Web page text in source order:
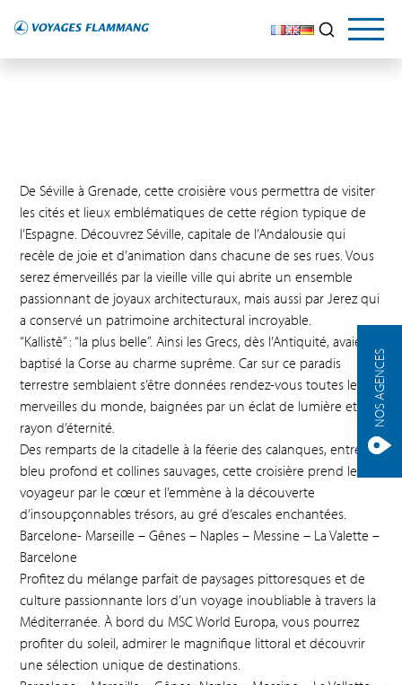
NOS AGENCES
De Séville à Grenade, cette croisière vous permettra de visiter
les cités et lieux emblématiques de cette région typique de
l’Espagne. Découvrez Séville, capitale de l’Andalousie qui
recèle de joie et d’animation dans chacune de ses rues. Vous
serez émerveillés par la vieille ville qui abrite un ensemble
passionnant de joyaux architecturaux, mais aussi par Jerez qui
a conservé un patrimoine architectural incroyable.
“Kallistê” : “la plus belle”. Ainsi les Grecs, dès l’Antiquité, avaient
baptisé la Corse au charme suprême. Car sur ce paradis
terrestre semblaient s’être données rendez-vous toutes les
merveilles du monde, baignées par un éclat de lumière et un
rayon d’éternité.
Des remparts de la citadelle à la féerie des calanques, entre
bleu profond et collines sauvages, cette croisière prend le
voyageur par le cœur et l’emmène à la découverte
d’insoupçonnables trésors, au gré d’escales enchantées.
Barcelone- Marseille – Gênes – Naples – Messine – La Valette –
Barcelone
Profitez du mélange parfait de paysages pittoresques et de
culture passionnante lors d’un voyage inoubliable à travers la
Méditerranée. À bord du MSC World Europa, vous pourrez
profiter du soleil, admirer le magnifique littoral et découvrir
une sélection unique de destinations.